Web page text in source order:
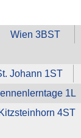
Wien 3BST
Johann 1ST
1L
Kitzsteinhorn 4ST